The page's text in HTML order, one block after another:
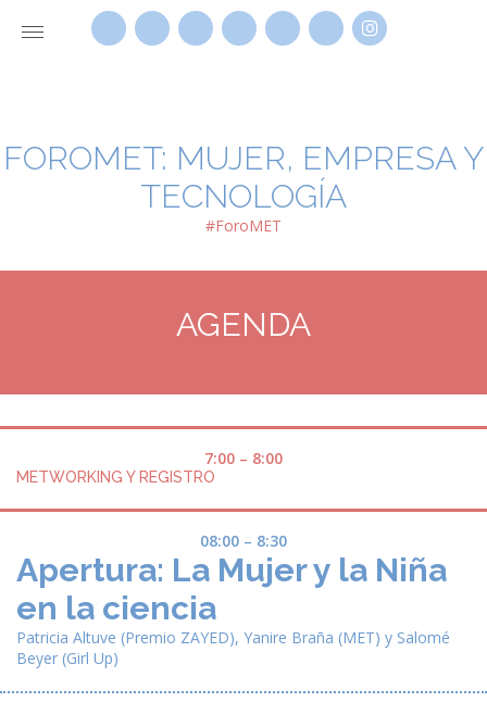
FOROMET: MUJER, EMPRESA Y
TECNOLOGÍA
#ForoMET
AGENDA
7:00 – 8:00
METWORKING Y REGISTRO
08:00 – 8:30
Apertura: La Mujer y la Niña
en la ciencia
Patricia Altuve (Premio ZAYED), Yanire Braña (MET) y Salomé
Beyer (Girl Up)